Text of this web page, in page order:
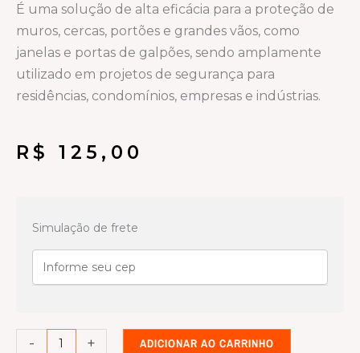
É uma solução de alta eficácia para a proteção de
muros, cercas, portões e grandes vãos, como
janelas e portas de galpões, sendo amplamente
utilizado em projetos de segurança para
residências, condomínios, empresas e indústrias.
R$ 125,00
Simulação de frete
-
Infravermelho
Ativo
Intelbras:
+ ADICIONAR AO CARRINHO